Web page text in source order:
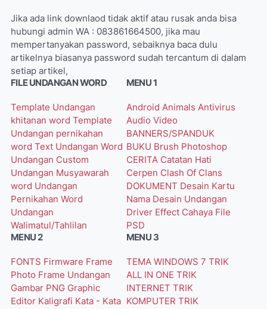
Jika ada link downlaod tidak aktif atau rusak anda bisa
hubungi admin WA : 083861664500, jika mau
mempertanyakan password, sebaiknya baca dulu
artikelnya biasanya password sudah tercantum di dalam
setiap artikel,
FILE UNDANGAN WORD
Template Undangan
khitanan word Template
Undangan pernikahan
word Text Undangan Word
Undangan Custom
Undangan Musyawarah
word Undangan
Pernikahan Word
Undangan
Walimatul/Tahlilan
MENU 1
Android Animals Antivirus
Audio Video
BANNERS/SPANDUK
BUKU Brush Photoshop
CERITA Catatan Hati
Cerpen Clash Of Clans
DOKUMENT Desain Kartu
Nama Desain Undangan
Driver Effect Cahaya File
PSD
MENU 2
FONTS Firmware Frame
Photo Frame Undangan
Gambar PNG Graphic
Editor Kaligrafi Kata - Kata
MENU 3
TEMA WINDOWS 7 TRIK
ALL IN ONE TRIK
INTERNET TRIK
KOMPUTER TRIK